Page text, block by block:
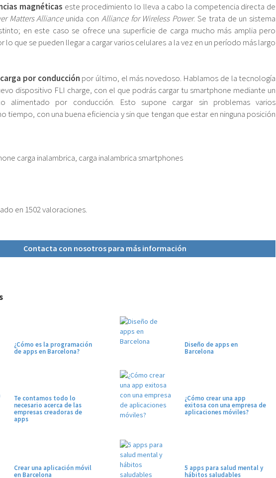
magnéticas este procedimiento lo lleva a cabo la competencia directa de
Matters Allianceunida con Alliance for Wireless Power. Se trata de un sistema
en este caso se ofrece una superficie de carga mucho más amplia pero
lo que se pueden llegar a cargar varios celulares a la vez en un período más largo
por conducción por último, el más novedoso. Hablamos de la tecnología
dispositivo FLI charge, con el que podrás cargar tu smartphone mediante un
alimentado por conducción. Esto supone cargar sin problemas varios
tiempo, con una buena eficiencia y sin que tengan que estar en ninguna posición
carga inalambrica, carga inalambrica smartphones
en 1502valoraciones.
Contacta con nosotros para más información
¿Cómo es la programación
de apps en Barcelona?
Diseño de apps en
Barcelona
Te contamos todo lo
necesario acerca de las
empresas creadoras de
apps
¿Cómo crear una app
exitosa con una empresa de
aplicaciones móviles?
Crear una aplicación móvil
en Barcelona
5 apps para salud mental y
hábitos saludables